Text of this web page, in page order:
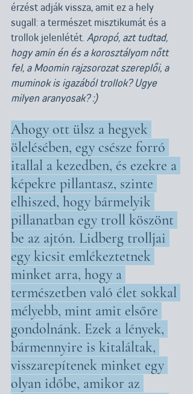
érzést adják vissza, amit ez a hely
sugall: a természet misztikumát és a
trollok jelenlétét. Apropó, azt tudtad,
hogy amin én és a korosztályom nőtt
fel, a Moomin rajzsorozat szereplői, a
muminok is igazából trollok? Ugye
milyen aranyosak? :)
Ahogy ott ülsz a hegyek
ölelésében, egy csésze forró
itallal a kezedben, és ezekre a
képekre pillantasz, szinte
elhiszed, hogy bármelyik
pillanatban egy troll köszönt
be az ajtón. Lidberg trolljai
egy kicsit emlékeztetnek
minket arra, hogy a
természetben való élet sokkal
mélyebb, mint amit elsőre
gondolnánk. Ezek a lények,
bármennyire is kitaláltak,
visszarepítenek minket egy
olyan időbe, amikor az